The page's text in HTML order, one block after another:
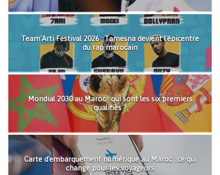
Team'Arti Festival 2026 : Tamesna devient l'épicentre
du rap marocain
Mondial 2030 au Maroc : qui sont les six premiers
qualifiés ?
Carte d'embarquement numérique au Maroc : ce qui
change pour les voyageurs